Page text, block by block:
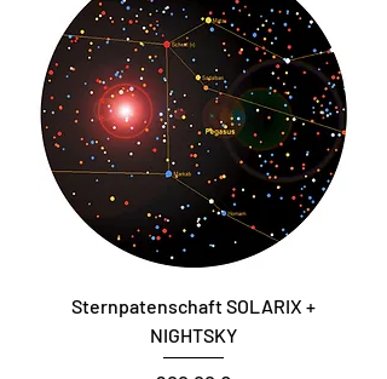
Sternpatenschaft SOLARIX +
NIGHTSKY